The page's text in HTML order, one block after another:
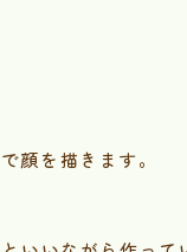
顔を描きます。